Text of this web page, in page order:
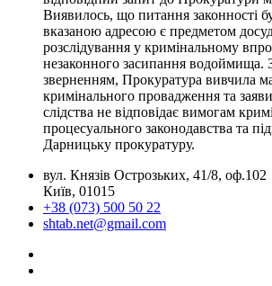
Виявилось, що питання законності
вказаною адресою є предметом
розслідування у кримінальному
незаконного засипання водоймища.
зверненням, Прокуратура вивчила
кримінального провадження та
слідства не відповідає вимогам
процесуального законодавства та
Дарницьку прокуратуру.
вул. Князів Острозьких, 41/8, оф.102
Київ, 01015
+38 (073) 500 50 22
shtab.net@gmail.com